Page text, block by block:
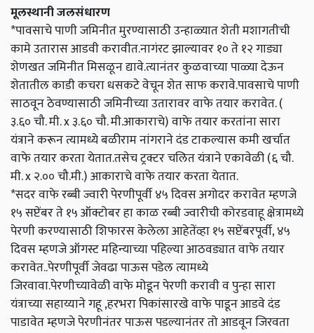
मूलस्थानी जलसंधारण
*पावसाचे पाणी जमिनीत मुरण्यासाठी उन्हाळ्यात शेती मशागतीची
कामे उतारास आडवी करावीत.नागंरट झाल्यावर १० ते १२ गाड्या
शेणखत जमिनीत मिसळून द्यावे.त्यानंतर कुळवाच्या पाळ्या देऊन
शेतातील काडी कचरा धसकटे वेचून शेत साफ करावे.पावसाचे पाणी
साठवून ठेवण्यासाठी जमिनीच्या उतारावर वाफे तयार करावेत. (
३.६० चौ. मी. x ३.६० चौ. मी.आकाराचे) वाफे तयार करतांना सारा
यंत्राने करून त्यामध्ये बळीराम नांगराने दंड टाकल्यास कमी खर्चात
वाफे तयार करता येतात.तसेच ट्रक्टर चलित यंत्राने एकावेळी (६ चौ.
मी. x २.०० चौ.मी.) आकाराचे वाफे तयार करता येतात.
*सदर वाफे रब्बी ज्वारी पेरणीपूर्वी ४५ दिवस अगोदर करावेत म्हणजे
१५ सप्टेंबर ते १५ ऑक्टोबर हा काळ रब्बी ज्वारीची कोरडवाहू क्षेत्रामध्ये
पेरणी करण्यासाठी शिफारस केलेला आहेतेंव्हा १५ सप्टेंबरपूर्वी, ४५
दिवस म्हणजे ऑगस्ट महिन्याच्या पहिल्या आठवड्यात वाफे तयार
करावेत..पेरणीपूर्वी जेवढा पाऊस पडेल त्यामध्ये
जिरवावा.पेरणीच्यावेळी वाफे मोडून पेरणी करावी व पुन्हा सारा
यंत्राच्या सहाय्याने गहू ,हरभरा पिकांसारखे वाफे पाडून आडवे दंड
पाडावेत म्हणजे पेरणीनंतर पाऊस पडल्यानंतर तो आडवून जिरवता